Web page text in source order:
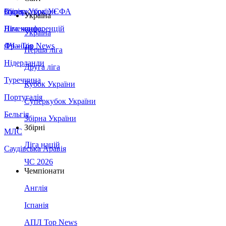
Збірна України
Італія
Німеччина
Франція
Нідерланди
Туреччина
Португалія
Бельгія
МЛС
Саудівська Аравія
Суперкубок УЄФА
Ліга конференцій
ЛЧ - Top News
Україна
Україна
Перша ліга
Друга ліга
Кубок України
Суперкубок України
Збірна України
Збірні
Ліга націй
ЧС 2026
Чемпіонати
Англія
Іспанія
АПЛ Top News